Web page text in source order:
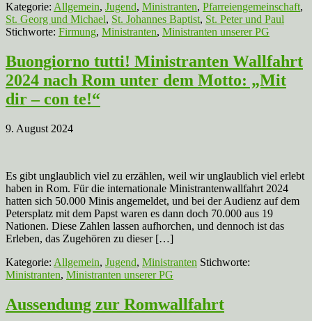
Kategorie: Allgemein, Jugend, Ministranten, Pfarreiengemeinschaft,
St. Georg und Michael, St. Johannes Baptist, St. Peter und Paul
Stichworte: Firmung, Ministranten, Ministranten unserer PG
Buongiorno tutti! Ministranten Wallfahrt
2024 nach Rom unter dem Motto: „Mit
dir – con te!“
9. August 2024
Es gibt unglaublich viel zu erzählen, weil wir unglaublich viel erlebt
haben in Rom. Für die internationale Ministrantenwallfahrt 2024
hatten sich 50.000 Minis angemeldet, und bei der Audienz auf dem
Petersplatz mit dem Papst waren es dann doch 70.000 aus 19
Nationen. Diese Zahlen lassen aufhorchen, und dennoch ist das
Erleben, das Zugehören zu dieser […]
Kategorie: Allgemein, Jugend, Ministranten Stichworte:
Ministranten, Ministranten unserer PG
Aussendung zur Romwallfahrt